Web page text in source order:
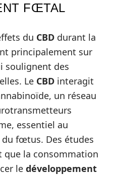
FŒTAL
du CBD durant la
principalement sur
soulignent des
Le CBD interagit
un réseau
essentiel au
fœtus. Des études
que la consommation
le développement